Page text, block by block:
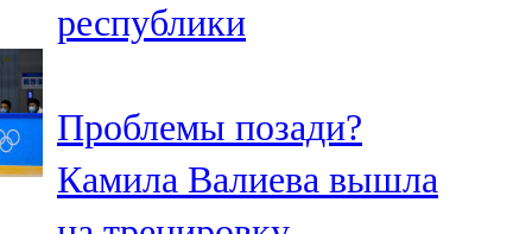
республики
Проблемы позади?
Камила Валиева вышла